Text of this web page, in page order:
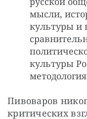
мысли,
культуры и
культуры
Пивоваров
критических